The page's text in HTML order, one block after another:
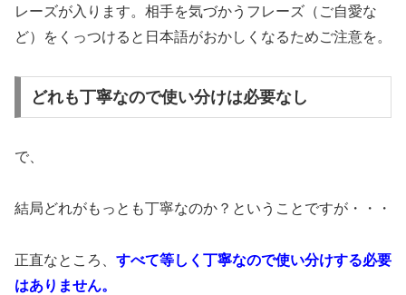
レーズが入ります。相手を気づかうフレーズ（ご自愛な
ど）をくっつけると日本語がおかしくなるためご注意を。
どれも丁寧なので使い分けは必要なし
で、
結局どれがもっとも丁寧なのか？ということですが・・・
正直なところ、 すべて等しく丁寧なので使い分けする必要
はありません。